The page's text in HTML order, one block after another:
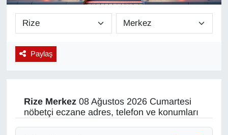
Paylaş
Rize Merkez08 Ağustos 2026 Cumartesi
nöbetçi eczane adres, telefon ve konumları
Diğer
DÜNYA
EKONOMİ
Eleman